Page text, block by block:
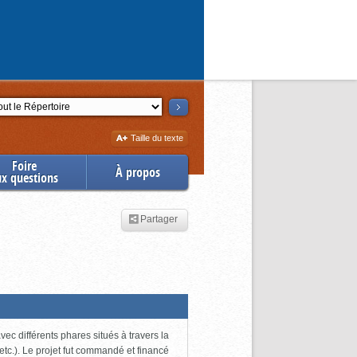
Augmenter
la
Taille du texte
Foire
questions À propos
Partager
différents phares situés à travers la
Le projet fut commandé et financé